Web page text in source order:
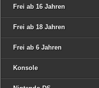
Frei ab 16 Jahren
Frei ab 18 Jahren
Frei ab 6 Jahren
Konsole